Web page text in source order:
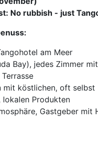
No rubbish - just
am Meer
Bay), jedes Zimmer mit
mit köstlichen, oft selbst
lokalen Produkten
Gastgeber mit